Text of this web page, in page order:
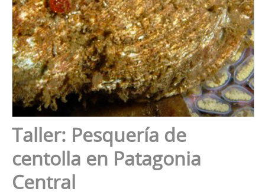
Taller: Pesquería de
centolla en Patagonia
Central